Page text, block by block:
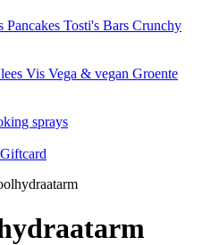
Pancakes Tosti's Bars Crunchy
Vis Vega & vegan Groente
sprays
Giftcard